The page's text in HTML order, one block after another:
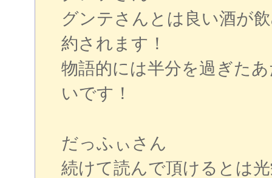
グンテさんとは良い酒が
約されます！
物語的には半分を過ぎた
いです！
だっふぃさん
続けて読んで頂けるとは